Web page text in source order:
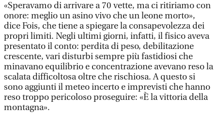
«Speravamo di arrivare a 70 vette, ma ci ritiriamo con
onore: meglio un asino vivo che un leone morto»,
dice Fois, che tiene a spiegare la consapevolezza dei
propri limiti. Negli ultimi giorni, infatti, il fisico aveva
presentato il conto: perdita di peso, debilitazione
crescente, vari disturbi sempre più fastidiosi che
minavano equilibrio e concentrazione avevano reso la
scalata difficoltosa oltre che rischiosa. A questo si
sono aggiunti il meteo incerto e imprevisti che hanno
reso troppo pericoloso proseguire: «È la vittoria della
montagna».